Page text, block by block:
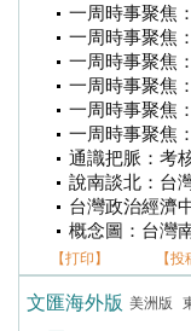
一周時事聚焦
一周時事聚焦
一周時事聚焦
一周時事聚焦
一周時事聚焦
一周時事聚焦
通識把脈：考
說南談北：台
台灣政治經濟
概念圖：台灣
【打印】 【投
文匯海外版 美洲版